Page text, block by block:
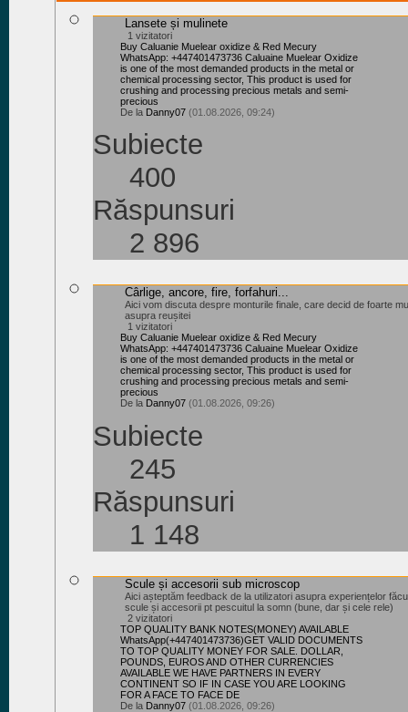
Lansete și mulinete
1 vizitatori
Buy Caluanie Muelear oxidize & Red Mecury
WhatsApp: +447401473736 Caluaine Muelear Oxidize
is one of the most demanded products in the metal or
chemical processing sector, This product is used for
crushing and processing precious metals and semi-
precious
De la Danny07 (01.08.2026, 09:24)
Subiecte
400
Răspunsuri
2 896
Cârlige, ancore, fire, forfahuri...
Aici vom discuta despre monturile finale, care decid de foarte
asupra reușitei
1 vizitatori
Buy Caluanie Muelear oxidize & Red Mecury
WhatsApp: +447401473736 Caluaine Muelear Oxidize
is one of the most demanded products in the metal or
chemical processing sector, This product is used for
crushing and processing precious metals and semi-
precious
De la Danny07 (01.08.2026, 09:26)
Subiecte
245
Răspunsuri
1 148
Scule și accesorii sub microscop
Aici așteptăm feedback de la utilizatori asupra experiențelor
scule și accesorii pt pescuitul la somn (bune, dar și cele rele)
2 vizitatori
TOP QUALITY BANK NOTES(MONEY) AVAILABLE
WhatsApp(+447401473736)GET VALID DOCUMENTS
TO TOP QUALITY MONEY FOR SALE. DOLLAR,
POUNDS, EUROS AND OTHER CURRENCIES
AVAILABLE WE HAVE PARTNERS IN EVERY
CONTINENT SO IF IN CASE YOU ARE LOOKING
FOR A FACE TO FACE DE
De la Danny07 (01.08.2026, 09:26)